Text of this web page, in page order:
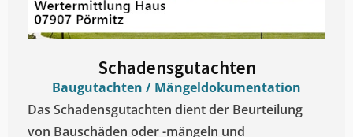
Schadensgutachten
Baugutachten / Mängeldokumentation
Das Schadensgutachten dient der Beurteilung
von Bauschäden oder -mängeln und